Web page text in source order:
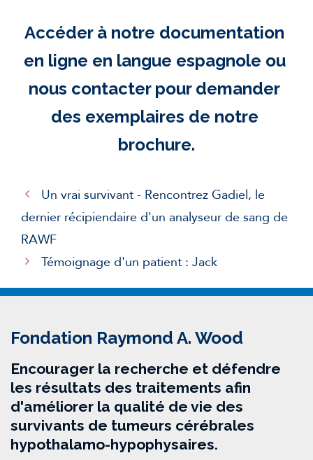
Accéder à notre documentation
en ligne en langue espagnole ou
nous contacter pour demander
des exemplaires de notre
brochure.
Un vrai survivant - Rencontrez Gadiel, le
dernier récipiendaire d'un analyseur de sang de
RAWF
Témoignage d'un patient : Jack
Fondation Raymond A. Wood
Encourager la recherche et défendre
les résultats des traitements afin
d'améliorer la qualité de vie des
survivants de tumeurs cérébrales
hypothalamo-hypophysaires.